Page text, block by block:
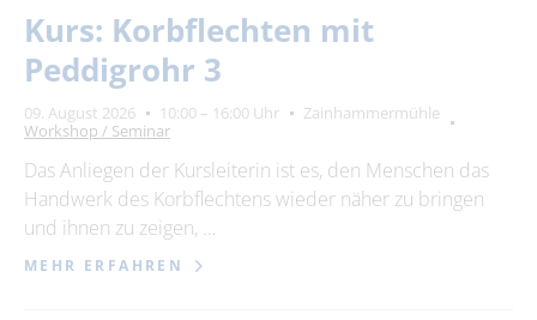
Suchbegriff
bitte wählen
Ort
Kurs: Korbflechten mit
Peddigrohr 3
09. August 2026 10:00 – 16:00 Uhr
Zainhammermühle
Workshop / Seminar
Das Anliegen der Kursleiterin ist es, den Menschen das
Handwerk des Korbflechtens wieder näher zu bringen
und ihnen zu zeigen, …
MEHR ERFAHREN